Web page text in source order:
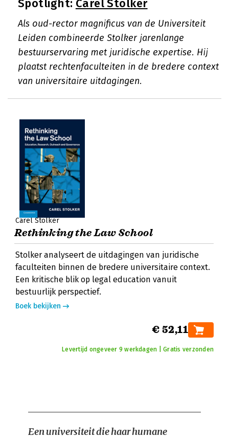
Spotlight: Carel Stolker
Als oud-rector magnificus van de Universiteit
Leiden combineerde Stolker jarenlange
bestuurservaring met juridische expertise. Hij
plaatst rechtenfaculteiten in de bredere context
van universitaire uitdagingen.
Carel Stolker
Rethinking the Law School
Stolker analyseert de uitdagingen van juridische
faculteiten binnen de bredere universitaire context.
Een kritische blik op legal education vanuit
bestuurlijk perspectief.
Boek bekijken
€ 52,11
Levertijd ongeveer 9 werkdagen | Gratis verzonden
Een universiteit die haar humane